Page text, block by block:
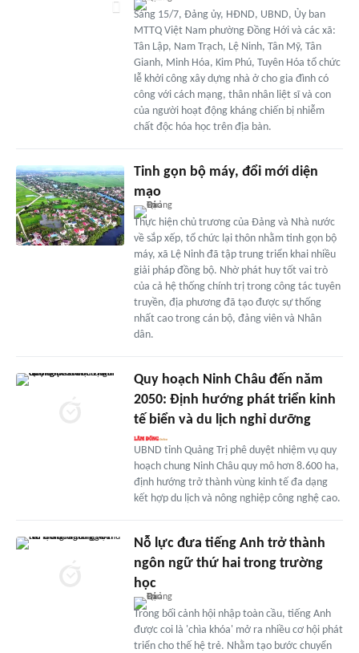
Sáng 15/7, Đảng ủy, HĐND, UBND, Ủy ban
MTTQ Việt Nam phường Đồng Hới và các xã:
Tân Lập, Nam Trạch, Lệ Ninh, Tân Mỹ, Tân
Gianh, Minh Hóa, Kim Phú, Tuyên Hóa tổ chức
lễ khởi công xây dựng nhà ở cho gia đình có
công với cách mạng, thân nhân liệt sĩ và con
của người hoạt động kháng chiến bị nhiễm
chất độc hóa học trên địa bàn.
Tinh gọn bộ máy, đổi mới diện
mạo
Thực hiện chủ trương của Đảng và Nhà nước
về sắp xếp, tổ chức lại thôn nhằm tinh gọn bộ
máy, xã Lệ Ninh đã tập trung triển khai nhiều
giải pháp đồng bộ. Nhờ phát huy tốt vai trò
của cả hệ thống chính trị trong công tác tuyên
truyền, địa phương đã tạo được sự thống
nhất cao trong cán bộ, đảng viên và Nhân
dân.
Quy hoạch Ninh Châu đến năm
2050: Định hướng phát triển kinh
tế biển và du lịch nghỉ dưỡng
UBND tỉnh Quảng Trị phê duyệt nhiệm vụ quy
hoạch chung Ninh Châu quy mô hơn 8.600 ha,
định hướng trở thành vùng kinh tế đa dạng
kết hợp du lịch và nông nghiệp công nghệ cao.
Nỗ lực đưa tiếng Anh trở thành
ngôn ngữ thứ hai trong trường
học
Trong bối cảnh hội nhập toàn cầu, tiếng Anh
được coi là 'chìa khóa' mở ra nhiều cơ hội phát
triển cho thế hệ trẻ. Nhằm tạo bước chuyển